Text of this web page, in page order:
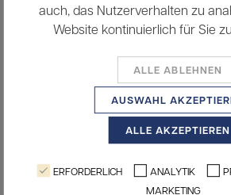
Klimaanlage
Kochnische
auch, das Nutzerverhalten zu
Website kontinuierlich für Sie
ALLE ABLEHNEN
AUSWAHL
ALLE AKZEPTIEREN
ERFORDERLICH ANALYTIK
MARKETING